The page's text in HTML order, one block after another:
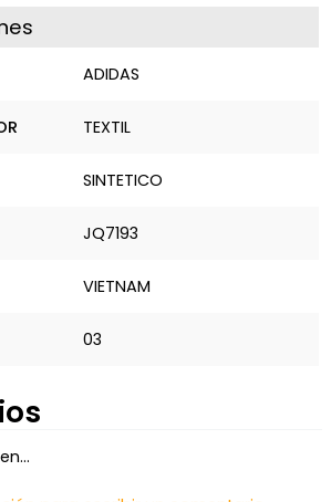
ADIDAS
TEXTIL
SINTETICO
JQ7193
VIETNAM
03